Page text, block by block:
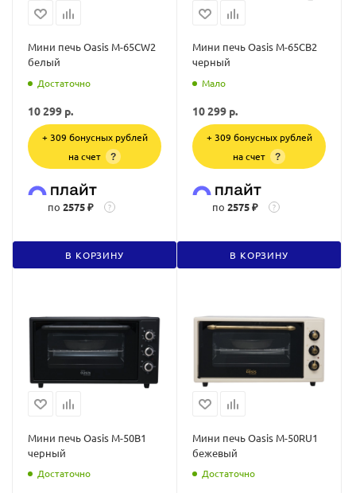
Мини печь Oasis M-65CW2
белый
Достаточно
10 299 р.
+ 309 бонусных рублей
на счет
?
по 2575 ₽ ?
В КОРЗИНУ
Мини печь Oasis M-65CB2
черный
Мало
10 299 р.
+ 309 бонусных рублей
на счет
?
по 2575 ₽ ?
В КОРЗИНУ
Мини печь Oasis M-50B1
черный
Достаточно
Мини печь Oasis M-50RU1
бежевый
Достаточно